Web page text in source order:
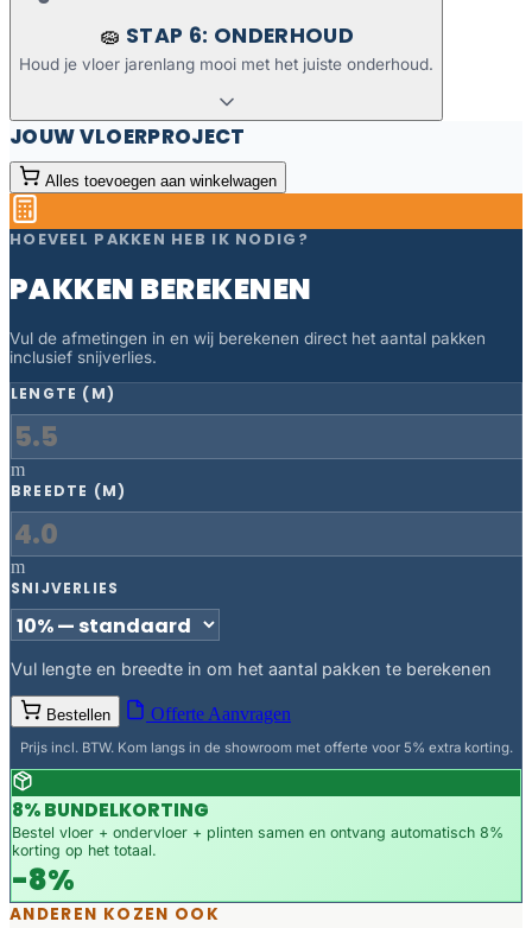
🧽 STAP 6: ONDERHOUD
Houd je vloer jarenlang mooi met het juiste onderhoud.
JOUW VLOERPROJECT
Alles toevoegen aan winkelwagen
HOEVEEL PAKKEN HEB IK NODIG?
PAKKEN BEREKENEN
Vul de afmetingen in en wij berekenen direct het aantal pakken
inclusief snijverlies.
LENGTE (M)
m
BREEDTE (M)
m
SNIJVERLIES
Vul lengte en breedte in om het aantal pakken te berekenen
Bestellen Offerte Aanvragen
Prijs incl. BTW. Kom langs in de showroom met offerte voor 5% extra korting.
8% BUNDELKORTING
Bestel vloer + ondervloer + plinten samen en ontvang automatisch 8%
korting op het totaal.
-8%
ANDEREN KOZEN OOK